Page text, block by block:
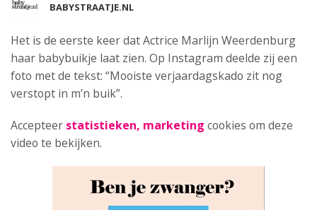
BABYSTRAATJE.NL
Het is de eerste keer dat Actrice Marlijn Weerdenburg
haar babybuikje laat zien. Op Instagram deelde zij een
foto met de tekst: “Mooiste verjaardagskado zit nog
verstopt in m’n buik”.
Accepteer statistieken, marketing cookies om deze
video te bekijken.